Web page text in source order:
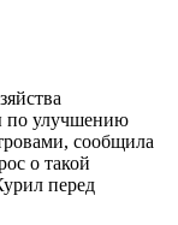
по улучшению
сообщила
о такой
перед